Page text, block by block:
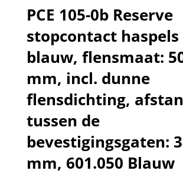
PCE 105-0b Reserve
stopcontact haspels
blauw, flensmaat:
mm, incl. dunne
flensdichting,
tussen de
bevestigingsgaten:
mm, 601.050 Blauw